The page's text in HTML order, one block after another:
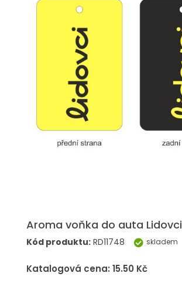
Aroma voňka do auta Lidovci
Kód produktu: RD11748 skladem
Katalogová cena: 15.50 Kč